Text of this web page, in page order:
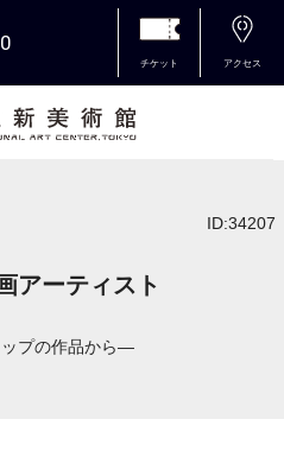
チケット アクセス
ID:34207
アーティスト
プの作品から―